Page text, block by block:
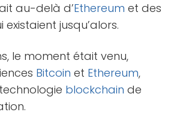
au-delà d’Ethereum et des
jusqu’alors.
le moment était venu,
Bitcoin et Ethereum,
blockchain de